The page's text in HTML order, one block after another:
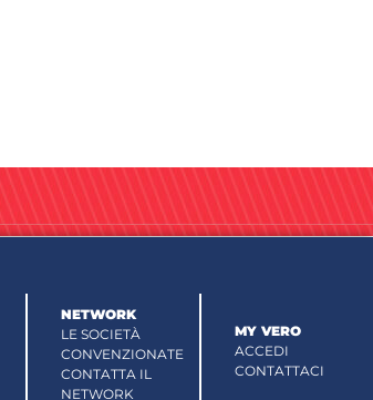
NETWORK
LE SOCIETÀ
CONVENZIONATE
CONTATTA IL
NETWORK
MY VERO
ACCEDI
CONTATTACI